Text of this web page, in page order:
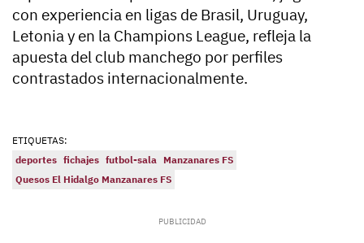
con experiencia en ligas de Brasil, Uruguay,
Letonia y en la Champions League, refleja la
apuesta del club manchego por perfiles
contrastados internacionalmente.
ETIQUETAS:
deportes fichajes futbol-sala
Manzanares FS
Quesos El Hidalgo Manzanares FS